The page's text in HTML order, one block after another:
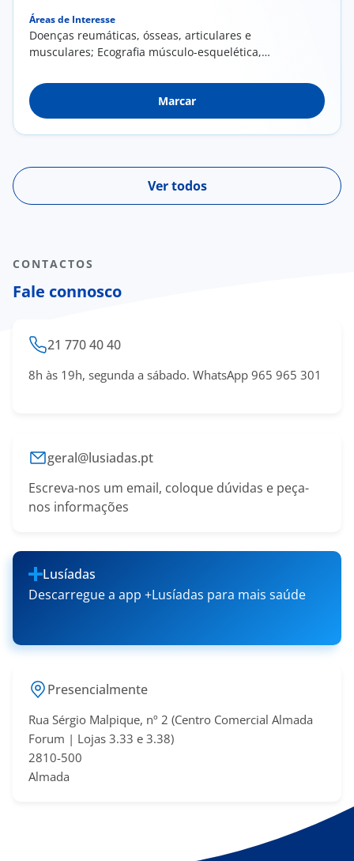
Áreas de Interesse
Doenças reumáticas, ósseas, articulares e
musculares; Ecografia músculo-esquelética,
ecoguiados do adulto, idoso e criança
Marcar
Ver todos
CONTACTOS
Fale connosco
21 770 40 40
8h às 19h, segunda a sábado. WhatsApp 965 965 301
geral@lusiadas.pt
Escreva-nos um email, coloque dúvidas e peça-
nos informações
Lusíadas
Descarregue a app +Lusíadas para mais saúde
Presencialmente
Rua Sérgio Malpique, nº 2 (Centro Comercial Almada
Forum | Lojas 3.33 e 3.38​)
2810-500
Almada